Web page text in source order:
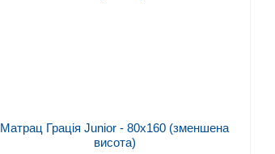
Матрац Грація Junior - 80х160 (зменшена
висота)